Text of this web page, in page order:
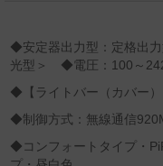
◆安定器出力型：定格出
光型＞ ◆電圧：100～
◆【ライトバー（カバー）
◆制御方式：無線通信
◆コンフォートタイプ・